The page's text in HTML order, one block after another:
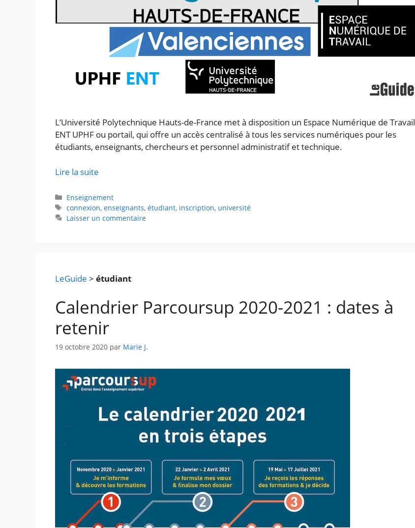
L’Université Polytechnique Hauts-de-France met à disposition un Espace Numérique de Travail
ENT UPHF ou portail, qui offre un accès centralisé à tous les services numériques pour les
étudiants, enseignants, chercheurs et personnel administratif et technique.
Lire la suite
Catégories
Enseignement
Étiquettes
connexion,enseignants,étudiant, inscription, université
Laisser un commentaire
LeGuide > étudiant
Calendrier Parcoursup 2020-2021 : dates à
retenir
19 octobre 2020 par Marie J.